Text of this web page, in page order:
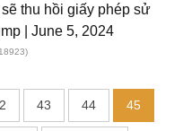
thu hồi giấy phép sử
| June 5, 2024
43 44 45